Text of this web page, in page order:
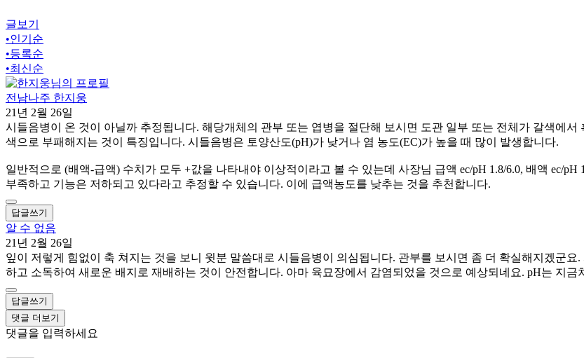
글보기
•인기순
•등록순
•최신순
전남나주 한지웅
21년 2월 26일
시들음병이 온 것이 아닐까 추정됩니다. 해당개체의 관부 또는 엽병을 절단해 보시면 도관 일부 또는 전체가 갈색에
색으로 부패해지는 것이 특징입니다. 시들음병은 토양산도(pH)가 낮거나 염 농도(EC)가 높을 때 많이 발생합니다.
일반적으로 (배액-급액) 수치가 모두 +값을 나타내야 이상적이라고 볼 수 있는데 사장님 급액 ec/pH 1.8/6.0, 배액 ec/
부족하고 기능은 저하되고 있다라고 추정할 수 있습니다. 이에 급액농도를 낮추는 것을 추천합니다.
답글쓰기
알 수 없음
21년 2월 26일
잎이 저렇게 힘없이 축 쳐지는 것을 보니 윗분 말씀대로 시들음병이 의심됩니다. 관부를 보시면 좀 더 확실해지겠군
하고 소독하여 새로운 배지로 재배하는 것이 안전합니다. 아마 육묘장에서 감염되었을 것으로 예상되네요. pH는 지
답글쓰기
댓글 더보기
댓글을 입력하세요